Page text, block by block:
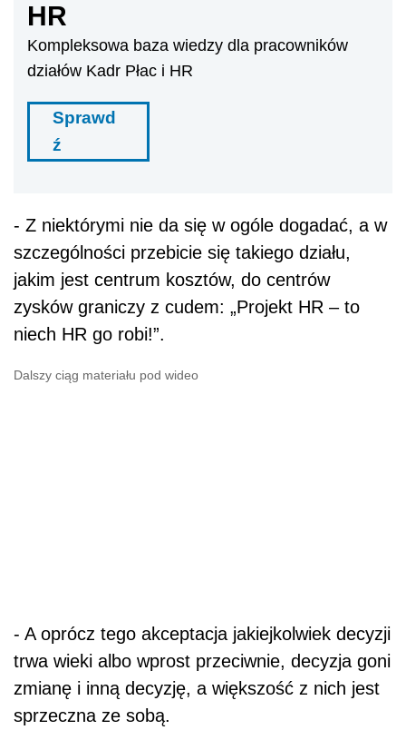
HR
Kompleksowa baza wiedzy dla pracowników
działów Kadr Płac i HR
Sprawd
ź
- Z niektórymi nie da się w ogóle dogadać, a w
szczególności przebicie się takiego działu,
jakim jest centrum kosztów, do centrów
zysków graniczy z cudem: „Projekt HR – to
niech HR go robi!”.
Dalszy ciąg materiału pod wideo
- A oprócz tego akceptacja jakiejkolwiek decyzji
trwa wieki albo wprost przeciwnie, decyzja goni
zmianę i inną decyzję, a większość z nich jest
sprzeczna ze sobą.